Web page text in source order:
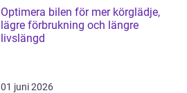
Optimera bilen för mer körglädje,
lägre förbrukning och längre
livslängd
01 juni 2026